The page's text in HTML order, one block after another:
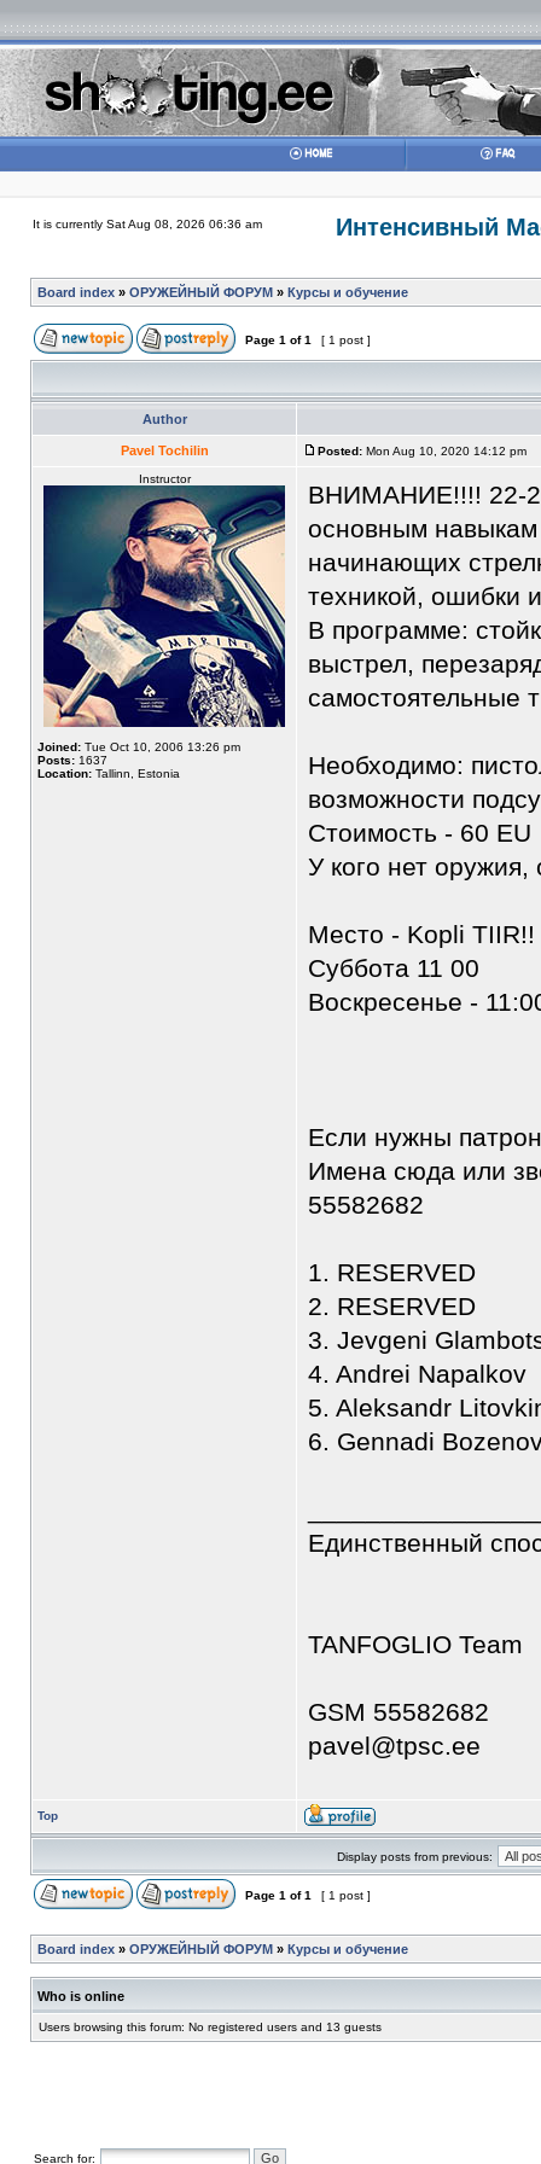
It is currently Sat Aug 08, 2026 06:36 am Интенсивный
Board index » ОРУЖЕЙНЫЙ ФОРУМ » Курсы и обучение
Page 1 of1 [ 1 post ]
Author
Pavel Tochilin Posted: Mon Aug 10, 2020 14:12 pm
Instructor
Joined: Tue Oct 10, 2006 13:26 pm
Posts: 1637
Location: Tallinn, Estonia
ВНИМАНИЕ!!!! 22-23
основным навыкам
начинающих
техникой, ошибки
В программе:
выстрел,
самостоятельные
Необходимо:
возможности
Стоимость - 60 EU
У кого нет
Место - Kopli
Суббота 11 00
Воскресенье -
Если нужны
Имена сюда или
55582682
1. RESERVED
2. RESERVED
3. Jevgeni
4. Andrei Napalkov
5. Aleksandr
6. Gennadi
Единственный
TANFOGLIO Team
GSM 55582682
pavel@tpsc.ee
Top
Display posts from previous:
Page 1 of1 [ 1 post ]
Board index » ОРУЖЕЙНЫЙ ФОРУМ » Курсы и обучение
Who is online
Users browsing this forum: No registered users and 13 guests
Search for: